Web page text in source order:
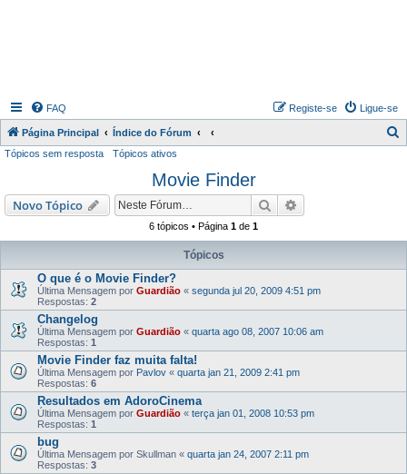
FAQ Ligue-se
Registe-se
Página Principal Índice do Fórum
i
Tópicos sem resposta Tópicos ativos
Movie Finder
Novo Tópico Pesquisar
6 tópicos • Página 1 de 1
Tópicos
O que é o Movie Finder?
Última Mensagem por Guardião « segunda jul 20, 2009 4:51 pm
Respostas: 2
Changelog
Última Mensagem por Guardião « quarta ago 08, 2007 10:06 am
Respostas: 1
Movie Finder faz muita falta!
Última Mensagem por Pavlov « quarta jan 21, 2009 2:41 pm
Respostas: 6
Resultados em AdoroCinema
Última Mensagem por Guardião « terça jan 01, 2008 10:53 pm
Respostas: 1
bug
Última Mensagem por Skullman « quarta jan 24, 2007 2:11 pm
Respostas: 3